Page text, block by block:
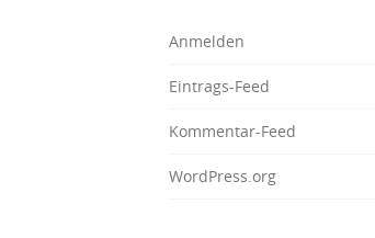
Anmelden
Eintrags-Feed
Kommentar-Feed
WordPress.org